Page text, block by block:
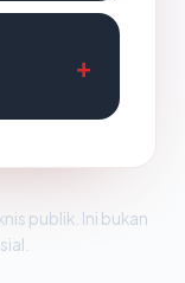
publik. Ini bukan